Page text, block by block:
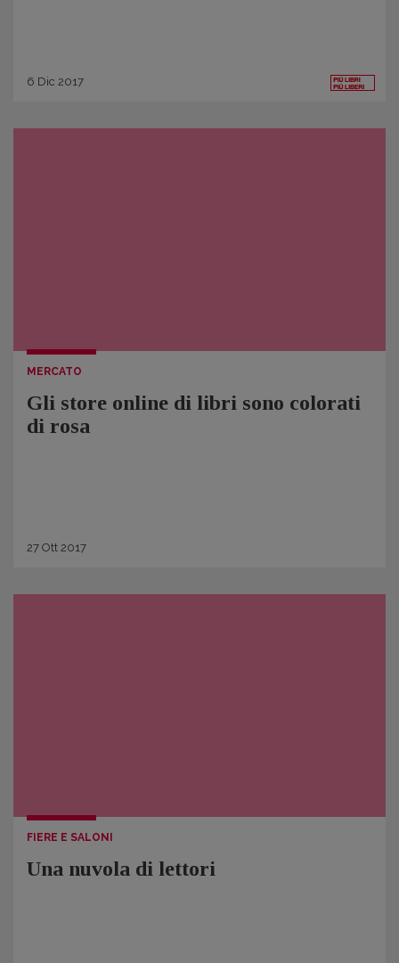
6 Dic 2017
MERCATO
Gli store online di libri sono colorati
di rosa
27 Ott 2017
FIERE E SALONI
Una nuvola di lettori